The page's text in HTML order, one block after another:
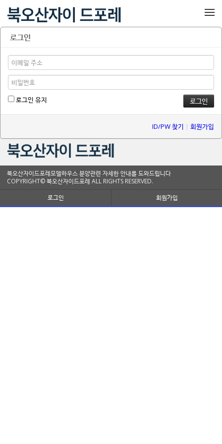
메뉴 건너뛰기
로그인
로그인 유지
ID/PW 찾기 | 회원가입
북오산자이드포레모델하우스 분양관련 자세한 안내를 도와드립니다
COPYRIGHT© 북오산자이드포레 ALL RIGHTS RESERVED.
로그인
회원가입